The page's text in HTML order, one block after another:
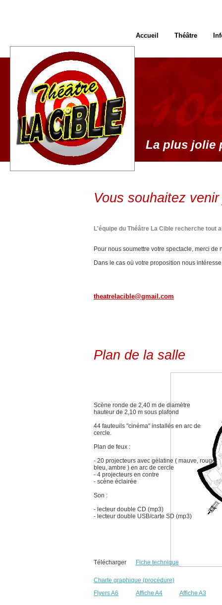
Vous souhaitez
L'équipe du Théâtre La Cible recherche tout
Pour nous soumettre votre spectacle, merci
Dans le cas où votre proposition nous
Plan de la salle
La plus jolie
Accueil Théâtre
theatrelacible@gmail.com
Scène ronde de 2,40 m de diamètre
hauteur de 2,10 m sous plafond
44 fauteuils "cinéma" installés en arc de
cercle.
Plan de feux :
- 20 projecteurs avec gélatine ( mauve, rouge,
bleu, ambre ) en arc de cercle
- 4 projecteurs en contre
- scène éclairée
Son :
- lecteur double CD (mp3)
- lecteur double USB/carte SD (mp3)
Télécharger Fiche technique
Charte graphique (procédure)
Flyers A6
Affiche A4 Affiche A3